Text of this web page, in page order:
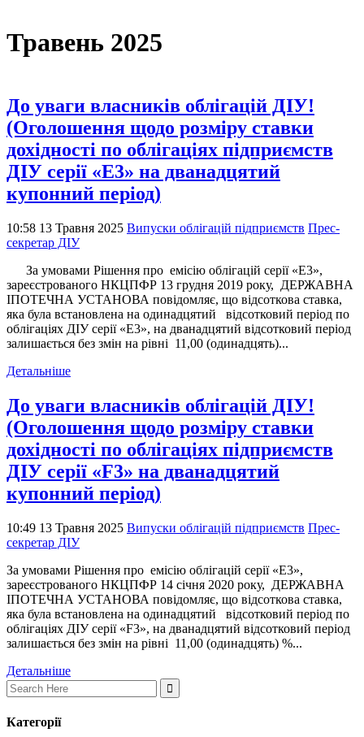
Травень 2025
До уваги власників облігацій ДІУ!
(Оголошення щодо розміру ставки
дохідності по облігаціях підприємств
ДІУ серії «Е3» на дванадцятий
купонний період)
10:58 13 Травня 2025 Випуски облігацій підприємств Прес-
секретар ДІУ
За умовами Рішення про емісію облігацій серії «Е3»,
зареєстрованого НКЦПФР 13 грудня 2019 року, ДЕРЖАВНА
ІПОТЕЧНА УСТАНОВА повідомляє, що відсоткова ставка,
яка була встановлена на одинадцятий відсотковий період по
облігаціях ДІУ серії «Е3», на дванадцятий відсотковий період
залишається без змін на рівні 11,00 (одинадцять)...
Детальніше
До уваги власників облігацій ДІУ!
(Оголошення щодо розміру ставки
дохідності по облігаціях підприємств
ДІУ серії «F3» на дванадцятий
купонний період)
10:49 13 Травня 2025 Випуски облігацій підприємств Прес-
секретар ДІУ
За умовами Рішення про емісію облігацій серії «Е3»,
зареєстрованого НКЦПФР 14 січня 2020 року, ДЕРЖАВНА
ІПОТЕЧНА УСТАНОВА повідомляє, що відсоткова ставка,
яка була встановлена на одинадцятий відсотковий період по
облігаціях ДІУ серії «F3», на дванадцятий відсотковий період
залишається без змін на рівні 11,00 (одинадцять) %...
Детальніше
Search
for:
Категорії